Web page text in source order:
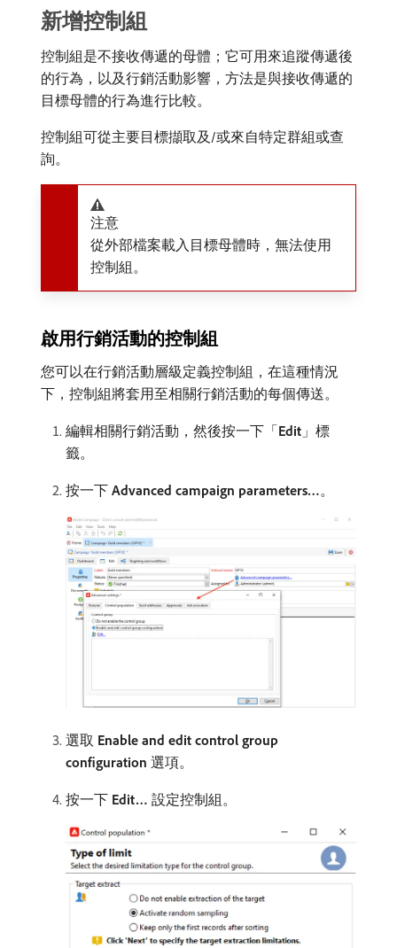
新增控制組
控制組是不接收傳遞的母體；它可用來追蹤傳遞後
的行為，以及行銷活動影響，方法是與接收傳遞的
目標母體的行為進行比較。
控制組可從主要目標擷取及/或來自特定群組或查
詢。
注意
從外部檔案載入目標母體時，無法使用
控制組。
啟用行銷活動的控制組
您可以在行銷活動層級定義控制組，在這種情況
下，控制組將套用至相關行銷活動的每個傳送。
編輯相關行銷活動，然後按一下「Edit 」標
籤。
按一下 Advanced campaign parameters…。
選取 Enable and edit control group
configuration 選項。
按一下​ Edit… ​設定控制組。